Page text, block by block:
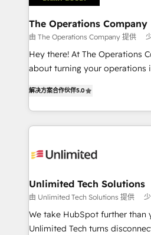
with intelligent automation to
growth. Our multidisciplinary
that simplify complexity, boost
turn innovation into real impact. 🌍 Highlights •
HubSpot Partner since 2012 •
projects • Clients in 30+
technology for integrations •
The Operations Company
由 The Operations Company 提供
Hey there! At The Operations
about turning your operations
transforming complex systems
scalable solutions that work
organization. We’re a unique blend of deep HubSpot
operational know-how. We
solutions. Instead, we dive in
needs, goals, and challenges
fit like a glove. We’re committed to being both
highly effective and fun to
解决方案合作伙伴5.0
Unlimited Tech Solutions
由 Unlimited Tech Solutions 提供
We take HubSpot further than
Unlimited Tech turns